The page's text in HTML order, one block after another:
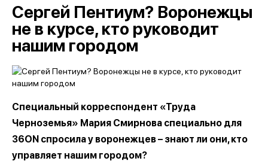
Сергей Пентиум? Воронежцы
не в курсе, кто руководит
нашим городом
Специальный корреспондент «Труда
Черноземья» Мария Смирнова специально для
36ON спросила у воронежцев – знают ли они, кто
управляет нашим городом?